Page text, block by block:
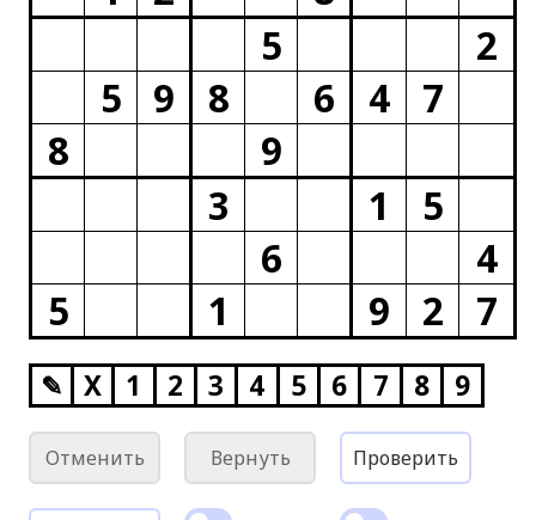
5
2
5
9 8 6 4
7
8
9
3
1
5
6
4
5
1 9 2 7
✎ X 1 2 3 4 5 6 7 8 9
Отменить Вернуть Проверить